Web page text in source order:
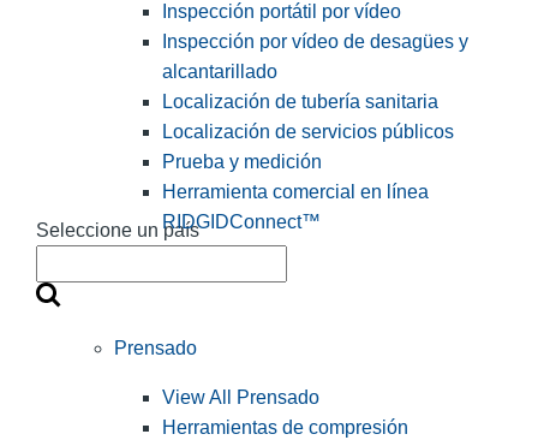
Seleccione un país
Inspección portátil por vídeo
Inspección por vídeo de desagües y
alcantarillado
Localización de tubería sanitaria
Localización de servicios públicos
Prueba y medición
Herramienta comercial en línea
RIDGIDConnect™
Prensado
View All Prensado
Herramientas de compresión